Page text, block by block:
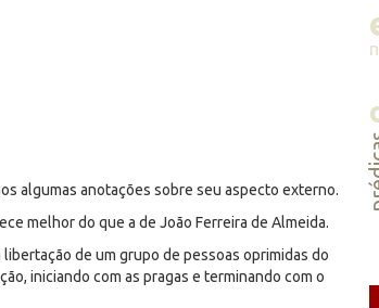
algumas anotações sobre seu aspecto externo.
melhor do que a de João Ferreira de Almeida.
de um grupo de pessoas oprimidas do
iniciando com as pragas e terminando com o